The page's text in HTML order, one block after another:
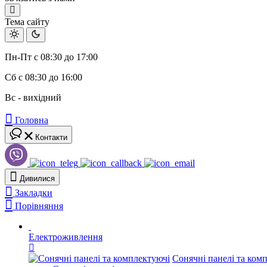
Тема сайту
Пн-Пт с 08:30 до 17:00
Сб с 08:30 до 16:00
Вс - вихідний
Головна
Контакти
Дивилися
Закладки
Порівняння
Електроживлення
Сонячні панелі та